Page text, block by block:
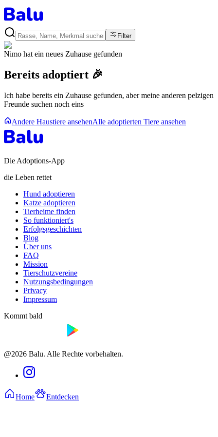
Filter
Nimo hat ein neues Zuhause gefunden
Bereits adoptiert 🎉
Ich habe bereits ein Zuhause gefunden, aber meine anderen pelzigen
Freunde suchen noch eins
Andere Haustiere ansehenAlle adoptierten Tiere ansehen
Die Adoptions-App
die Leben rettet
Hund adoptieren
Katze adoptieren
Tierheime finden
So funktioniert's
Erfolgsgeschichten
Blog
Über uns
FAQ
Mission
Tierschutzvereine
Nutzungsbedingungen
Privacy
Impressum
Kommt bald
@2026 Balu. Alle Rechte vorbehalten.
Home Entdecken